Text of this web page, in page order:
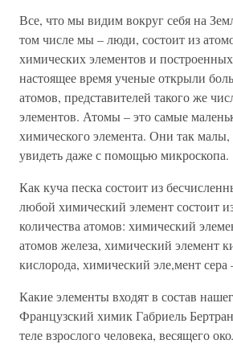
Все, что мы видим вокруг себя на
том числе мы – люди, состоит из
химических элементов и
настоящее время ученые открыли
атомов, представителей такого же
элементов. Атомы – это самые
химического элемента. Они так малы,
увидеть даже с помощью микроскопа.
Как куча песка состоит из
любой химический элемент состоит
количества атомов: химический
атомов железа, химический элемент
кислорода, химический эле,мент сера
Какие элементы входят в состав
Французский химик Габриель
теле взрослого человека, весящего